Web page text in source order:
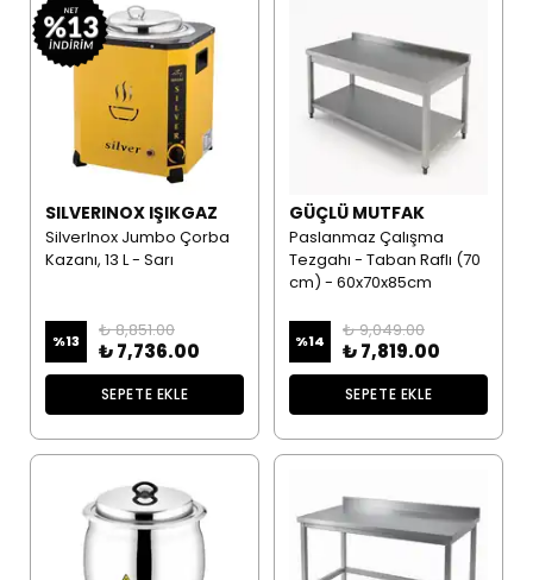
SILVERINOX IŞIKGAZ
SilverInox Jumbo Çorba
Kazanı, 13 L - Sarı
%13
₺ 8,851.00
₺ 7,736.00
SEPETE EKLE
GÜÇLÜ MUTFAK
Paslanmaz Çalışma
Tezgahı - Taban Raflı (70
cm) - 60x70x85cm
%14
₺ 9,049.00
₺ 7,819.00
SEPETE EKLE